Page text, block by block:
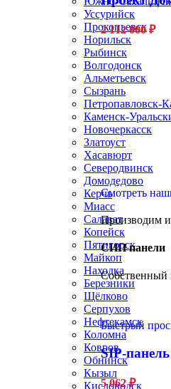
Уссурийск
Прокопьевск
Норильск
Рыбинск
Волгодонск
Альметьевск
Сызрань
Петропавловск-
Каменск-
Новочеркасск
Златоуст
Хасавюрт
Северодвинск
Домодедово
Керчь
Миасс
Салават
Копейск
Пятигорск
Майкоп
Находка
Березники
Щёлково
Серпухов
Нефтекамск
Коломна
Ковров
Обнинск
Кызыл
Кисловодск
2 112 000₽
Смотреть
Производим
СИП панели
Собственный
Быстрый
SIP-
5 062₽